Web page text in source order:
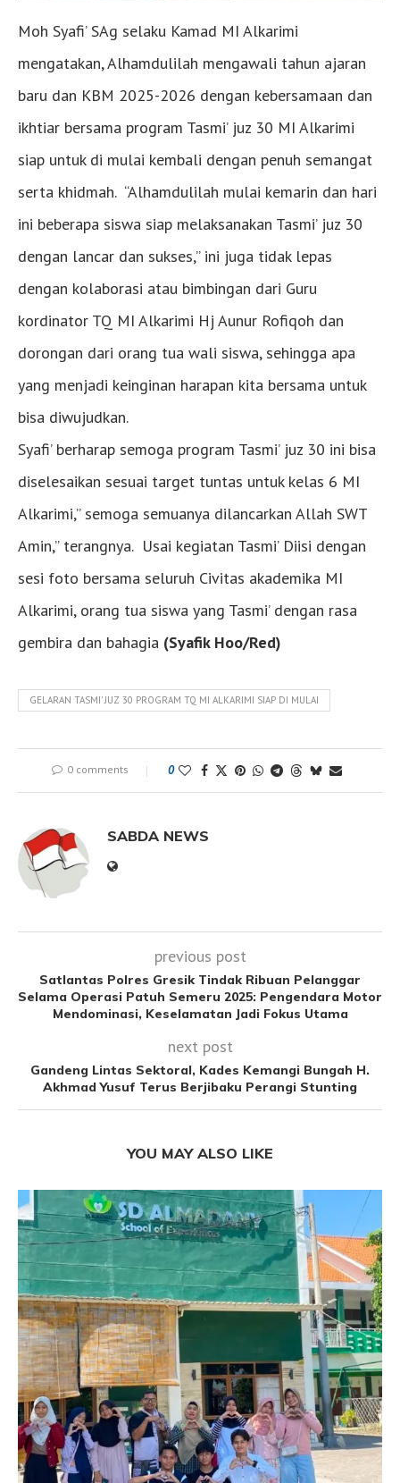
Moh Syafi’ SAg selaku Kamad MI Alkarimi
mengatakan, Alhamdulilah mengawali tahun ajaran
baru dan KBM 2025-2026 dengan kebersamaan dan
ikhtiar bersama program Tasmi’ juz 30 MI Alkarimi
siap untuk di mulai kembali dengan penuh semangat
serta khidmah. “Alhamdulilah mulai kemarin dan hari
ini beberapa siswa siap melaksanakan Tasmi’ juz 30
dengan lancar dan sukses,” ini juga tidak lepas
dengan kolaborasi atau bimbingan dari Guru
kordinator TQ MI Alkarimi Hj Aunur Rofiqoh dan
dorongan dari orang tua wali siswa, sehingga apa
yang menjadi keinginan harapan kita bersama untuk
bisa diwujudkan.
Syafi’ berharap semoga program Tasmi’ juz 30 ini bisa
diselesaikan sesuai target tuntas untuk kelas 6 MI
Alkarimi,” semoga semuanya dilancarkan Allah SWT
Amin,” terangnya. Usai kegiatan Tasmi’ Diisi dengan
sesi foto bersama seluruh Civitas akademika MI
Alkarimi, orang tua siswa yang Tasmi’ dengan rasa
gembira dan bahagia (Syafik Hoo/Red)
GELARAN TASMI' JUZ 30 PROGRAM TQ MI ALKARIMI SIAP DI MULAI
0 comments 0
SABDA NEWS
previous post
Satlantas Polres Gresik Tindak Ribuan Pelanggar
Selama Operasi Patuh Semeru 2025: Pengendara Motor
Mendominasi, Keselamatan Jadi Fokus Utama
next post
Gandeng Lintas Sektoral, Kades Kemangi Bungah H.
Akhmad Yusuf Terus Berjibaku Perangi Stunting
YOU MAY ALSO LIKE